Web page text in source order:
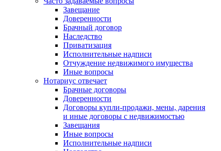
Завещание
Доверенности
Брачный договор
Наследство
Приватизация
Исполнительные надписи
Отчуждение недвижимого имущества
Иные вопросы
Нотариус отвечает
Брачные договоры
Доверенности
Договоры купли-продажи, мены, дарения
и иные договоры с недвижимостью
Завещания
Иные вопросы
Исполнительные надписи